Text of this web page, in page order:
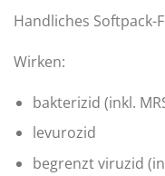
Handliches Softpack-
Wirken:
bakterizid (inkl.
levurozid
begrenzt viruzid